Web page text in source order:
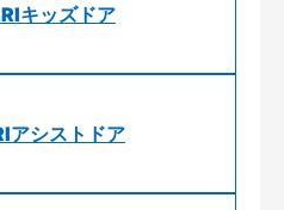
キッズドア
アシストドア